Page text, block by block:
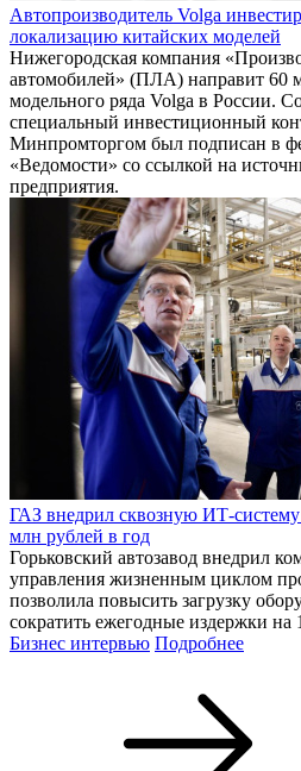
Автопроизводитель Volga
локализацию китайских моделей
Нижегородская компания
автомобилей» (ПЛА) направит 60
модельного ряда Volga в России.
специальный инвестиционный
Минпромторгом был подписан в
«Ведомости» со ссылкой на
предприятия.
ГАЗ внедрил сквозную ИТ-систему
млн рублей в год
Горьковский автозавод внедрил
управления жизненным циклом
позволила повысить загрузку
сократить ежегодные издержки на
Бизнес интервью Подробнее